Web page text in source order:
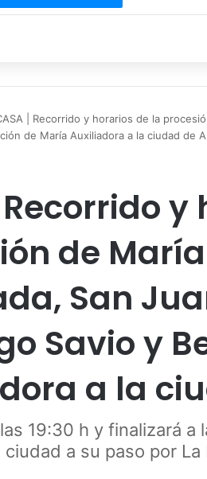
| Recorrido y horarios de la
de María Auxiliadora a la ciudad de
Recorrido
de
San
Savio y
a la
19:30 h y finalizará
a su paso por La